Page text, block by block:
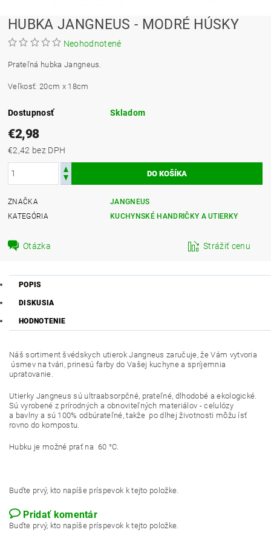
HUBKA JANGNEUS - MODRÉ HÚSKY
Neohodnotené
Prateľná hubka Jangneus.
Veľkosť: 20cm x 18cm
Dostupnosť Skladom
€2,98
€2,42 bez DPH
ZNAČKA
JANGNEUS
KATEGÓRIA
KUCHYNSKÉ HANDRIČKY A UTIERKY
Otázka Strážiť cenu
POPIS
DISKUSIA
HODNOTENIE
Náš sortiment švédskych utierok Jangneus zaručuje, že Vám vytvoria
úsmev na tvári, prinesú farby do Vašej kuchyne a spríjemnia
upratovanie.
Utierky Jangneus sú ultraabsorpčné, prateľné, dlhodobé a ekologické.
Sú vyrobené z prírodných a obnoviteľných materiálov - celulózy
a bavlny a sú 100% odbúrateľné, takže po dlhej životnosti môžu ísť
rovno do kompostu.
Hubku je možné prať na 60 °C.
Buďte prvý, kto napíše príspevok k tejto položke.
Pridať komentár
Buďte prvý, kto napíše príspevok k tejto položke.